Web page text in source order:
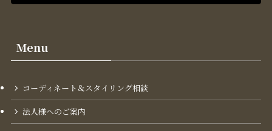
Menu
コーディネート＆スタイリング​相談
法人様へのご案内